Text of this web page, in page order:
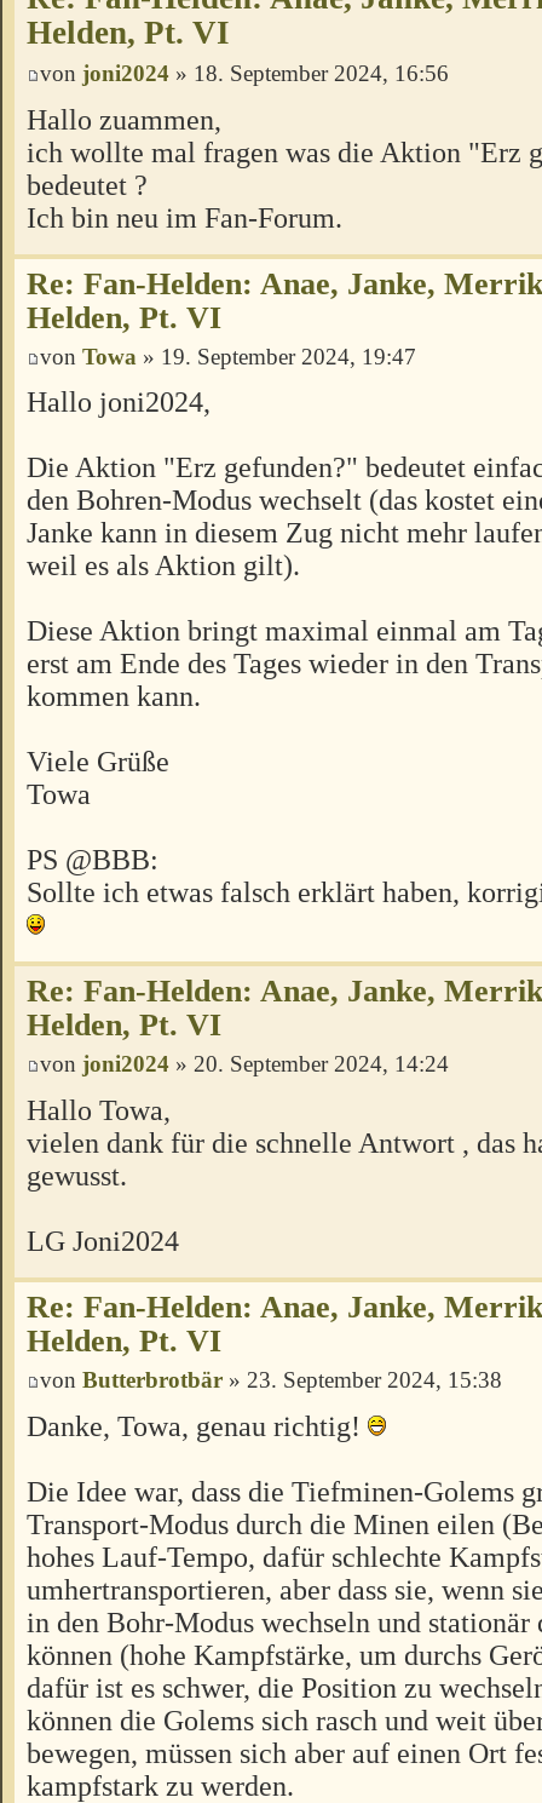
Helden, Pt. VI
von joni2024 » 18. September 2024, 16:56
Hallo zuammen,
ich wollte mal fragen was die Aktion "Erz
bedeutet ?
Ich bin neu im Fan-Forum.
Re: Fan-Helden: Anae, Janke,
Helden, Pt. VI
von Towa » 19. September 2024, 19:47
Hallo joni2024,
Die Aktion "Erz gefunden?" bedeutet
den Bohren-Modus wechselt (das kostet
Janke kann in diesem Zug nicht mehr
weil es als Aktion gilt).
Diese Aktion bringt maximal einmal am
erst am Ende des Tages wieder in den
kommen kann.
Viele Grüße
Towa
PS @BBB:
Sollte ich etwas falsch erklärt haben,
Re: Fan-Helden: Anae, Janke,
Helden, Pt. VI
von joni2024 » 20. September 2024, 14:24
Hallo Towa,
vielen dank für die schnelle Antwort , das
gewusst.
LG Joni2024
Re: Fan-Helden: Anae, Janke,
Helden, Pt. VI
von Butterbrotbär » 23. September 2024, 15:38
Danke, Towa, genau richtig!
Die Idee war, dass die Tiefminen-Golems
Transport-Modus durch die Minen eilen
hohes Lauf-Tempo, dafür schlechte
umhertransportieren, aber dass sie, wenn
in den Bohr-Modus wechseln und stationär
können (hohe Kampfstärke, um durchs
dafür ist es schwer, die Position zu
können die Golems sich rasch und weit
bewegen, müssen sich aber auf einen Ort
kampfstark zu werden.